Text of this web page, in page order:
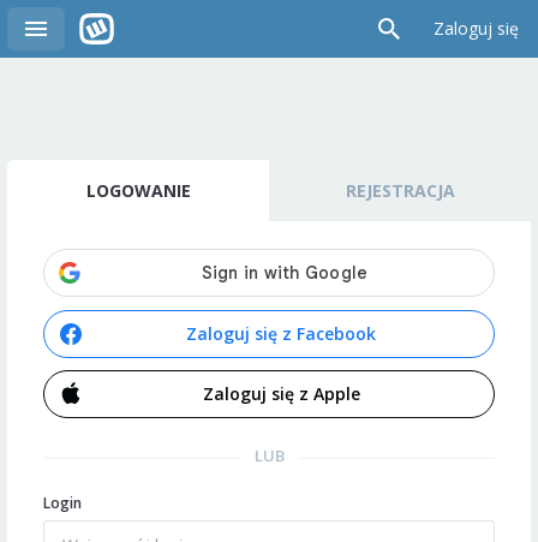
Zaloguj się
LOGOWANIE REJESTRACJA
Zaloguj się z Facebook
Zaloguj się z Apple
LUB
Login